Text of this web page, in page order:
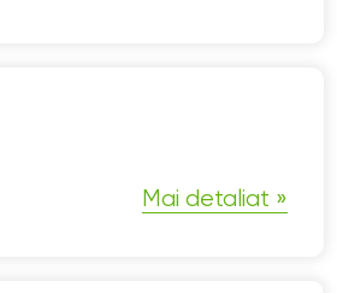
Mai detaliat